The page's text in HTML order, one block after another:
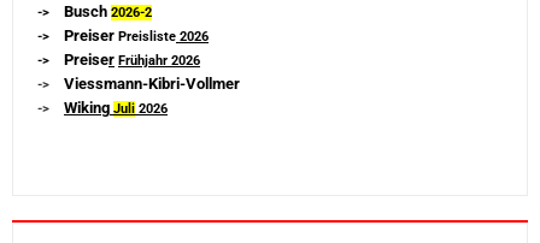
-> Busch 2026-2
-> Preiser Preisliste 2026
-> Preiser Frühjahr 2026
-> Viessmann-Kibri-Vollmer
-> Wiking Juli 2026